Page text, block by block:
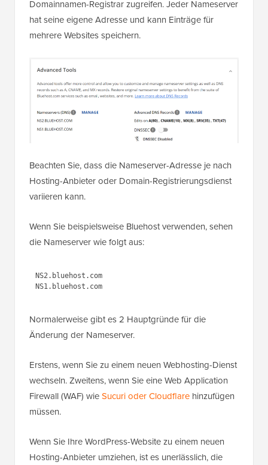
Domainnamen-Registrar zugreifen. Jeder Nameserver
hat seine eigene Adresse und kann Einträge für
mehrere Websites speichern.
Beachten Sie, dass die Nameserver-Adresse je nach
Hosting-Anbieter oder Domain-Registrierungsdienst
variieren kann.
Wenn Sie beispielsweise Bluehost verwenden, sehen
die Nameserver wie folgt aus:
NS2.bluehost.com
NS1.bluehost.com
Normalerweise gibt es 2 Hauptgründe für die
Änderung der Nameserver.
Erstens, wenn Sie zu einem neuen Webhosting-Dienst
wechseln. Zweitens, wenn Sie eine Web Application
Firewall (WAF) wieSucuri oder Cloudflare hinzufügen
müssen.
Wenn Sie Ihre WordPress-Website zu einem neuen
Hosting-Anbieter umziehen, ist es unerlässlich, die